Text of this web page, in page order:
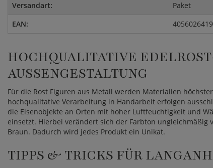
Versandart:
Paket
EAN:
HOCHQUALITATIVE
AUSSENGESTALTUNG
Für die Rost Figuren aus Metall werden Materialien
hochqualitative Verarbeitung in Handarbeit erfolgen
die Eisenobjekte an Orten mit hoher Luftfeuchtigkeit und
einsetzt. Hierbei verändert sich der Farbton ungleichmäßig
Braun. Dadurch wird jedes Produkt ein Unikat.
TIPPS & TRICKS FÜR